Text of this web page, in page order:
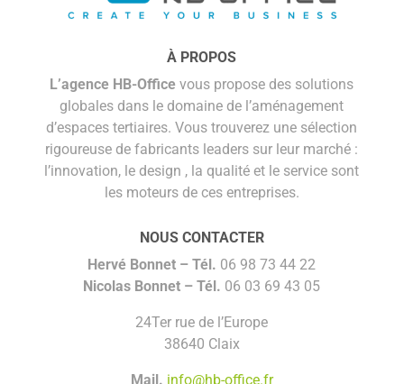
À PROPOS
L’agence HB-Office vous propose des solutions
globales dans le domaine de l’aménagement
d’espaces tertiaires. Vous trouverez une sélection
rigoureuse de fabricants leaders sur leur marché :
l’innovation, le design , la qualité et le service sont
les moteurs de ces entreprises.
NOUS CONTACTER
Hervé Bonnet –Tél. 06 98 73 44 22
Nicolas Bonnet – Tél. 06 03 69 43 05
24Ter rue de l’Europe
38640 Claix
Mail. info@hb-office.fr